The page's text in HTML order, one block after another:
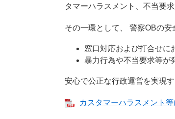
タマーハラスメント、不当要
その一環として、 警察OBの安
窓口対応および打合せに
暴力行為や不当要求等が
安心で公正な行政運営を実現
カスタマーハラスメント